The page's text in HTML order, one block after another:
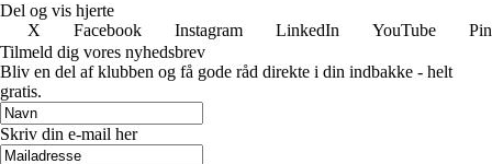
Del og vis hjerte
X
Facebook Instagram LinkedIn YouTube
Tilmeld dig vores nyhedsbrev
Bliv en del af klubben og få gode råd direkte i din indbakke - helt
gratis.
Skriv din e-mail her